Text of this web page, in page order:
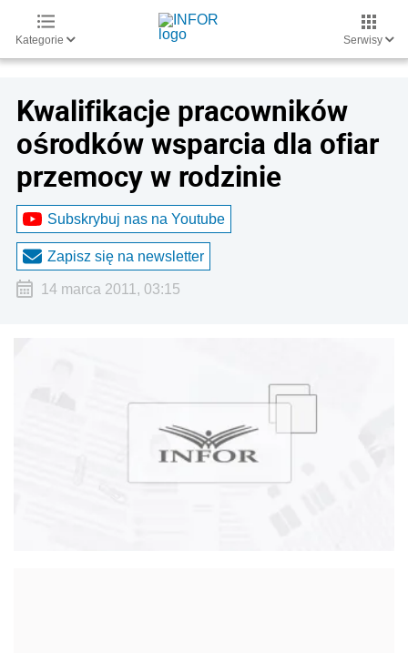
Kategorie Serwisy
Kwalifikacje pracowników
ośrodków wsparcia dla ofiar
przemocy w rodzinie
Subskrybuj nas na Youtube
Zapisz się na newsletter
14 marca 2011, 03:15